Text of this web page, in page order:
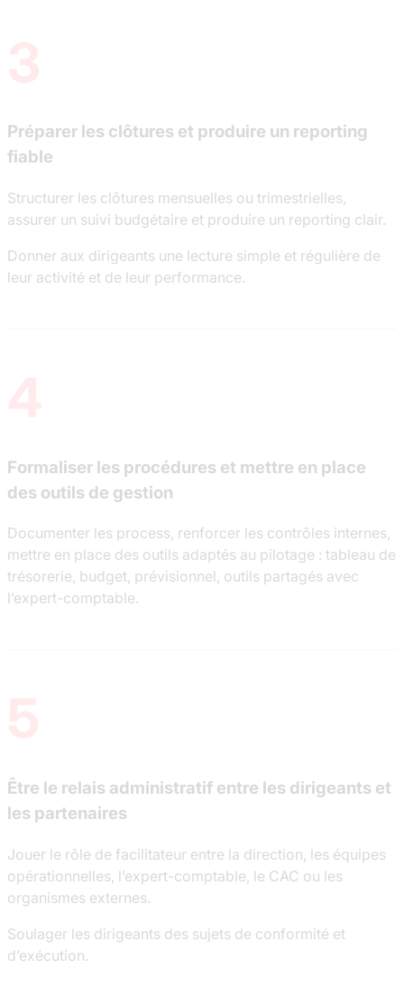
Préparer les clôtures et produire un reporting
fiable
Structurer les clôtures mensuelles ou trimestrielles,
assurer un suivi budgétaire et produire un reporting clair.
Donner aux dirigeants une lecture simple et régulière de
leur activité et de leur performance.
Formaliser les procédures et mettre en place
des outils de gestion
Documenter les process, renforcer les contrôles internes,
mettre en place des outils adaptés au pilotage : tableau de
trésorerie, budget, prévisionnel, outils partagés avec
l’expert-comptable.
Être le relais administratif entre les dirigeants et
les partenaires
Jouer le rôle de facilitateur entre la direction, les équipes
opérationnelles, l’expert-comptable, le CAC ou les
organismes externes.
Soulager les dirigeants des sujets de conformité et
d’exécution.